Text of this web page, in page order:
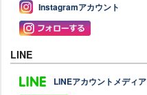
Instagramアカウント
LINE
LINEアカウントメディア